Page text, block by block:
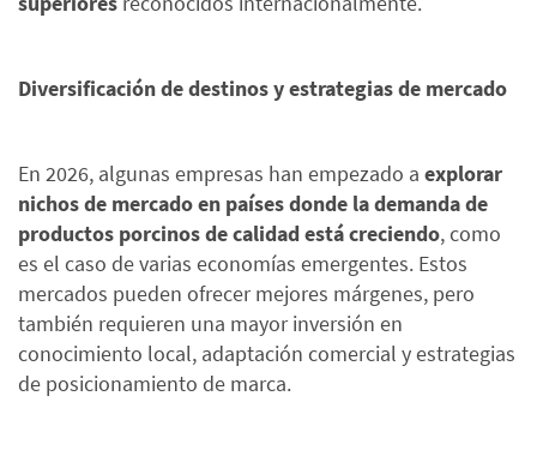
Diversificación de destinos y estrategias de mercado
En 2026, algunas empresas han empezado a explorar
nichos de mercado en países donde la demanda de
productos porcinos de calidad está creciendo, como
es el caso de varias economías emergentes. Estos
mercados pueden ofrecer mejores márgenes, pero
también requieren una mayor inversión en
conocimiento local, adaptación comercial y estrategias
de posicionamiento de marca.